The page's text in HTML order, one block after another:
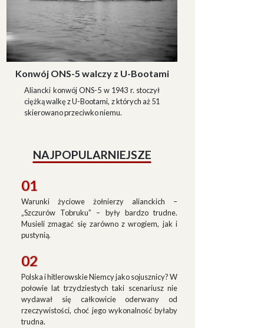
Konwój ONS-5 walczy z U-Bootami
Aliancki konwój ONS-5 w 1943 r. stoczył
ciężką walkę z U-Bootami, z których aż 51
skierowano przeciwko niemu.
NAJPOPULARNIEJSZE
01
Warunki życiowe żołnierzy alianckich –
„Szczurów Tobruku” – były bardzo trudne.
Musieli zmagać się zarówno z wrogiem, jak i
pustynią.
02
Polska i hitlerowskie Niemcy jako sojusznicy? W
połowie lat trzydziestych taki scenariusz nie
wydawał się całkowicie oderwany od
rzeczywistości, choć jego wykonalność byłaby
trudna.